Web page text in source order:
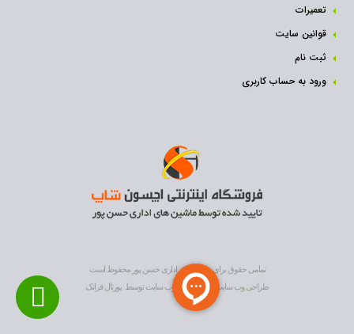
تعمیرات
قوانین سایت
ثبت نام‌
ورود به حساب کاربری
تمامی حقوق برای ماشین های اداری حسن پور محفوظ است
طراحی وب سایت
و بهینه سازی وب سایتتوسط پورتال فراتک